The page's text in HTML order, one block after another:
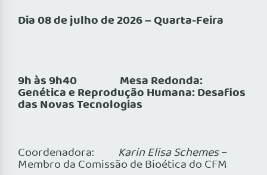
Dia 08 de julho de 2026 – Quarta-Feira
9h às 9h40 Mesa Redonda:
Genética e Reprodução Humana: Desafios
das Novas Tecnologias
Coordenadora: Karin Elisa Schemes–
Membro da Comissão de Bioética do CFM